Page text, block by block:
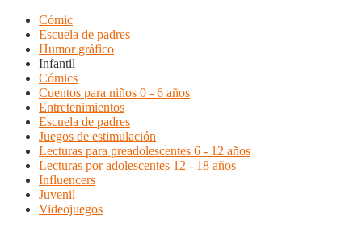
Cómic
Escuela de padres
Humor gráfico
Infantil
Cómics
Cuentos para niños 0 - 6 años
Entretenimientos
Escuela de padres
Juegos de estimulación
Lecturas para preadolescentes 6 - 12 años
Lecturas por adolescentes 12 - 18 años
Influencers
Juvenil
Videojuegos